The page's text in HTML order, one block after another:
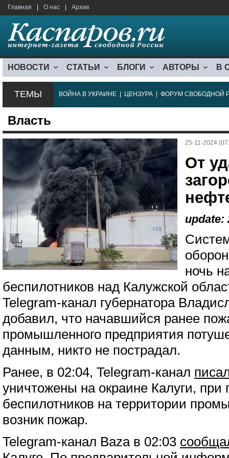
Главная О нас Архив
НОВОСТИ СТАТЬИ БЛОГИ АВТОРЫ В
ТЕМЫ ВОЙНА В УКРАИНЕ ЦЕНЗУРА ФОРУМ СВОБОДНОЙ
Власть
25-11-2024
От
update:
ночь
беспилотников над Калужской
Telegram-канал губернатора
добавил, что начавшийся ранее
промышленного предприятия
данным, никто не пострадал.
Ранее, в 02:04, Telegram-канал
уничтожены на окраине Калуги, при
беспилотников на территории
возник пожар.
Telegram-канал Baza в 02:03